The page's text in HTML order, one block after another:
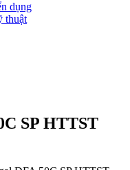
dụng
thuật
SP HTTST